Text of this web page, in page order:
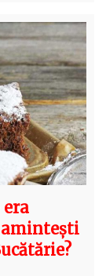
era
amintești